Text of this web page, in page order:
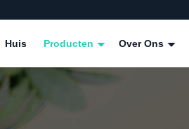
Huis Producten Over Ons